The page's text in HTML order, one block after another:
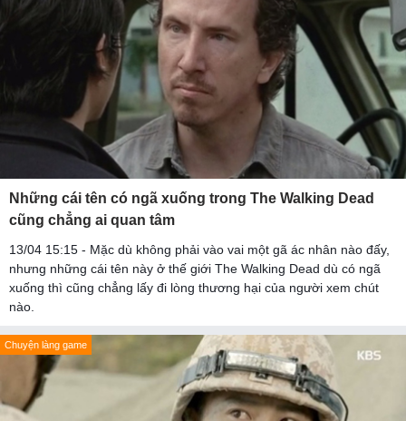
Những cái tên có ngã xuống trong The Walking Dead
cũng chẳng ai quan tâm
13/04 15:15 - Mặc dù không phải vào vai một gã ác nhân nào đấy,
nhưng những cái tên này ở thế giới The Walking Dead dù có ngã
xuống thì cũng chẳng lấy đi lòng thương hại của người xem chút
nào.
Chuyện làng game